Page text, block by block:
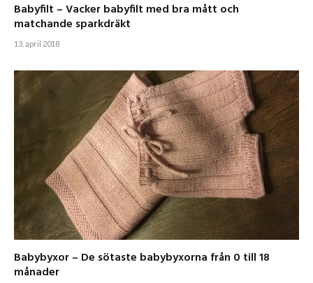
Babyfilt – Vacker babyfilt med bra mått och
matchande sparkdräkt
13. april 2018
Babybyxor – De sötaste babybyxorna från 0 till 18
månader